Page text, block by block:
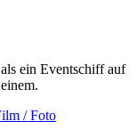
ein Eventschiff auf
/ Foto